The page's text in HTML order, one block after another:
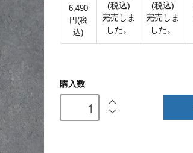
6,490
円(税
込)
(税込)
完売しま
した。
(税込)
完売しま
した。
購入数